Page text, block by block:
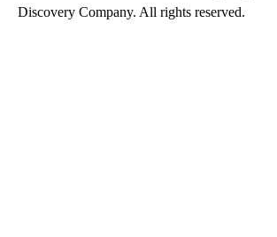
Discovery Company. All rights reserved.